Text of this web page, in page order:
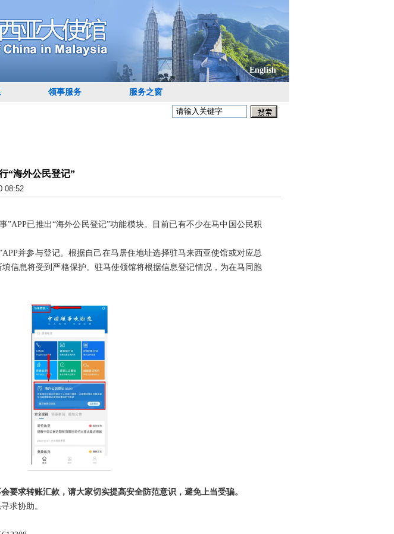
English
领事服务 服务之窗
“海外公民登记”
08:52
已推出“海外公民登记”功能模块。目前已有不少在马中国公民积
并参与登记。根据自己在马居住地址选择驻马来西亚使馆或对应总
信息将受到严格保护。驻马使领馆将根据信息登记情况，为在马同胞
要求转账汇款，请大家切实提高安全防范意识，避免上当受骗。
求协助。